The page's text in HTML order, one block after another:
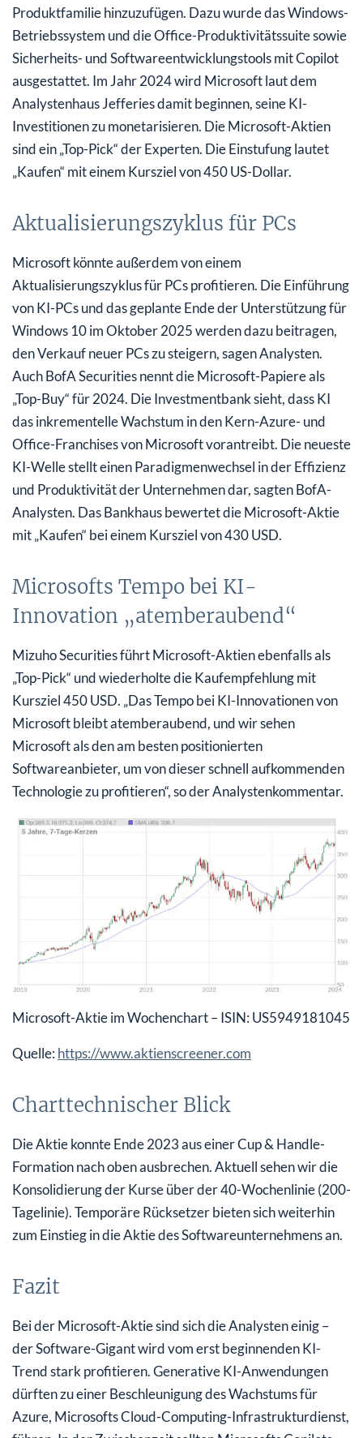
Produktfamilie hinzuzufügen. Dazu wurde das Windows-
Betriebssystem und die Office-Produktivitätssuite sowie
Sicherheits- und Softwareentwicklungstools mit Copilot
ausgestattet. Im Jahr 2024 wird Microsoft laut dem
Analystenhaus Jefferies damit beginnen, seine KI-
Investitionen zu monetarisieren. Die Microsoft-Aktien
sind ein „Top-Pick“ der Experten. Die Einstufung lautet
„Kaufen“ mit einem Kursziel von 450 US-Dollar.
Aktualisierungszyklus für PCs
Microsoft könnte außerdem von einem
Aktualisierungszyklus für PCs profitieren. Die Einführung
von KI-PCs und das geplante Ende der Unterstützung für
Windows 10 im Oktober 2025 werden dazu beitragen,
den Verkauf neuer PCs zu steigern, sagen Analysten.
Auch BofA Securities nennt die Microsoft-Papiere als
„Top-Buy“ für 2024. Die Investmentbank sieht, dass KI
das inkrementelle Wachstum in den Kern-Azure- und
Office-Franchises von Microsoft vorantreibt. Die neueste
KI-Welle stellt einen Paradigmenwechsel in der Effizienz
und Produktivität der Unternehmen dar, sagten BofA-
Analysten. Das Bankhaus bewertet die Microsoft-Aktie
mit „Kaufen“ bei einem Kursziel von 430 USD.
Microsofts Tempo bei KI-
Innovation „atemberaubend“
Mizuho Securities führt Microsoft-Aktien ebenfalls als
„Top-Pick“ und wiederholte die Kaufempfehlung mit
Kursziel 450 USD. „Das Tempo bei KI-Innovationen von
Microsoft bleibt atemberaubend, und wir sehen
Microsoft als den am besten positionierten
Softwareanbieter, um von dieser schnell aufkommenden
Technologie zu profitieren“, so der Analystenkommentar.
Microsoft-Aktie im Wochenchart – ISIN: US5949181045
Quelle: https://www.aktienscreener.com
Charttechnischer Blick
Die Aktie konnte Ende 2023 aus einer Cup & Handle-
Formation nach oben ausbrechen. Aktuell sehen wir die
Konsolidierung der Kurse über der 40-Wochenlinie (200-
Tagelinie). Temporäre Rücksetzer bieten sich weiterhin
zum Einstieg in die Aktie des Softwareunternehmens an.
Fazit
Bei der Microsoft-Aktie sind sich die Analysten einig –
der Software-Gigant wird vom erst beginnenden KI-
Trend stark profitieren. Generative KI-Anwendungen
dürften zu einer Beschleunigung des Wachstums für
Azure, Microsofts Cloud-Computing-Infrastrukturdienst,